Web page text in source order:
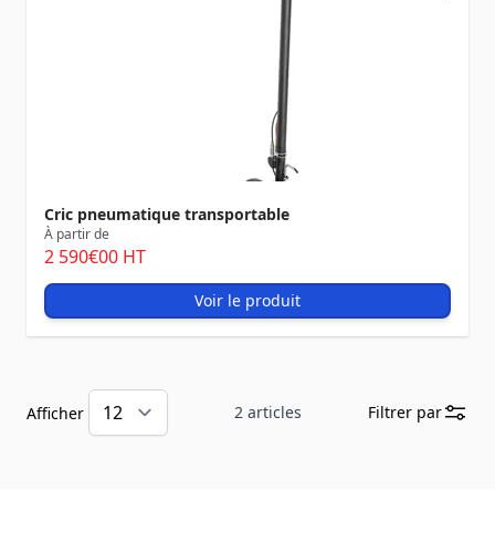
Cric pneumatique transportable
À partir de
2 590€00 HT
Voir le produit
2 articles
Afficher Filtrer par